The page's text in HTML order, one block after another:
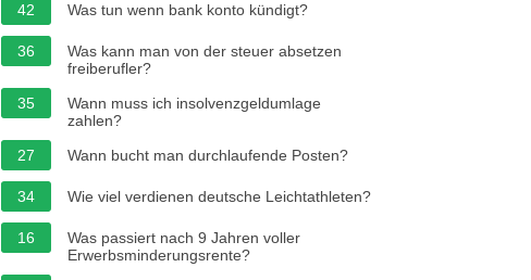
42 Was tun wenn bank konto kündigt?
36
Was kann man von der steuer absetzen
freiberufler?
35
Wann muss ich insolvenzgeldumlage
zahlen?
27
Wann bucht man durchlaufende Posten?
34 Wie viel verdienen deutsche Leichtathleten?
16
Was passiert nach 9 Jahren voller
Erwerbsminderungsrente?